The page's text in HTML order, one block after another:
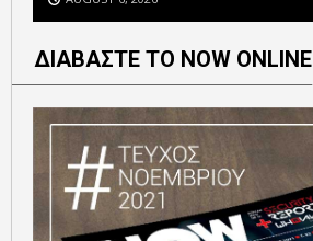
ΔΙΑΒΑΣΤΕ ΤΟ NOW ONLINE